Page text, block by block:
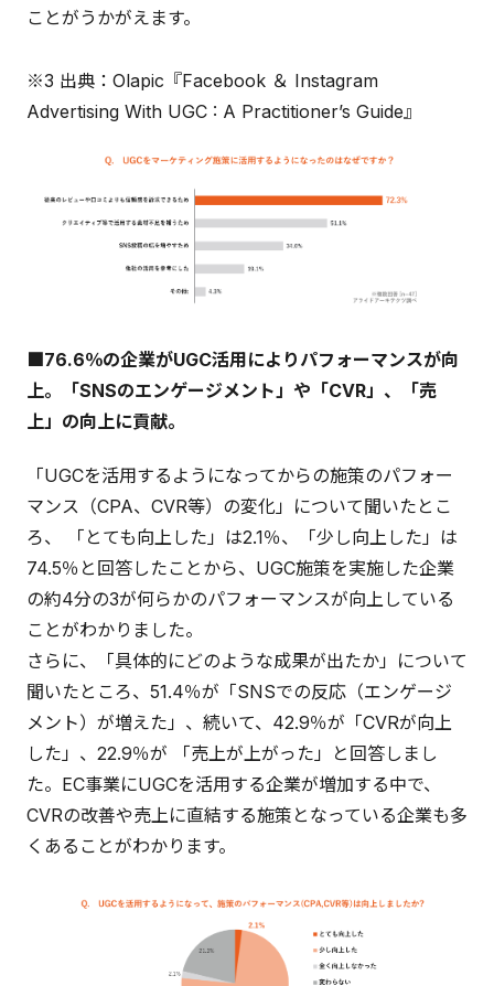
ことがうかがえます。
※3 出典：Olapic『Facebook ＆ Instagram
Advertising With UGC : A Practitioner’s Guide』
■76.6％の企業がUGC活用によりパフォーマンスが向
上。「SNSのエンゲージメント」や「CVR」、「売
上」の向上に貢献。
「UGCを活用するようになってからの施策のパフォー
マンス（CPA、CVR等）の変化」について聞いたとこ
ろ、 「とても向上した」は2.1％、「少し向上した」は
74.5％と回答したことから、UGC施策を実施した企業
の約4分の3が何らかのパフォーマンスが向上している
ことがわかりました。
さらに、「具体的にどのような成果が出たか」について
聞いたところ、51.4％が「SNSでの反応（エンゲージ
メント）が増えた」、続いて、42.9％が「CVRが向上
した」、22.9％が 「売上が上がった」と回答しまし
た。EC事業にUGCを活用する企業が増加する中で、
CVRの改善や売上に直結する施策となっている企業も多
くあることがわかります。